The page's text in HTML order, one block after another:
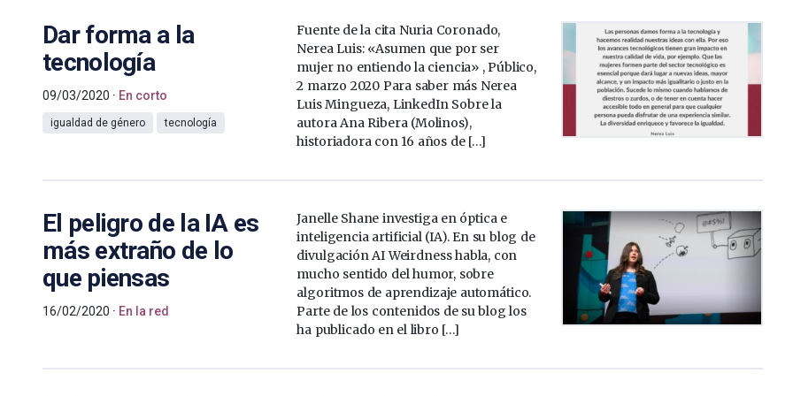
Dar forma a la
tecnología
09/03/2020 En corto
igualdad de género tecnología
Fuente de la cita Nuria Coronado,
Nerea Luis: «Asumen que por ser
mujer no entiendo la ciencia» , Público,
2 marzo 2020 Para saber más Nerea
Luis Mingueza, LinkedIn Sobre la
autora Ana Ribera (Molinos),
historiadora con 16 años de […]
El peligro de la IA es
más extraño de lo
que piensas
16/02/2020 En la red
Janelle Shane investiga en óptica e
inteligencia artificial (IA). En su blog de
divulgación AI Weirdness habla, con
mucho sentido del humor, sobre
algoritmos de aprendizaje automático.
Parte de los contenidos de su blog los
ha publicado en el libro […]